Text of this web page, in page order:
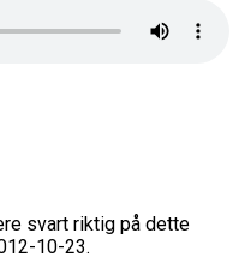
svart riktig på dette
10-23.